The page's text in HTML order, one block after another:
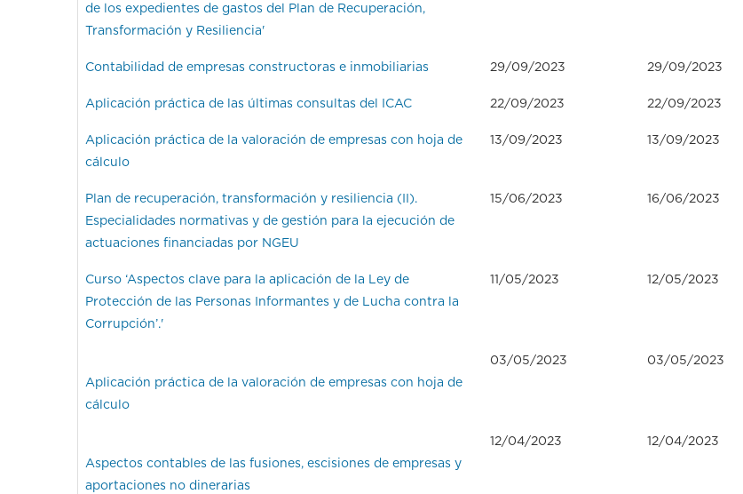
de los expedientes de gastos del Plan de Recuperación,
Transformación y Resiliencia'
Contabilidad de empresas constructoras e inmobiliarias 29/09/2023 29/09/2023
Aplicación práctica de las últimas consultas del ICAC 22/09/2023 22/09/2023
Aplicación práctica de la valoración de empresas con hoja de
cálculo
13/09/2023 13/09/2023
Plan de recuperación, transformación y resiliencia (II).
Especialidades normativas y de gestión para la ejecución de
actuaciones financiadas por NGEU
15/06/2023 16/06/2023
Curso ‘Aspectos clave para la aplicación de la Ley de
Protección de las Personas Informantes y de Lucha contra la
Corrupción’.'
11/05/2023 12/05/2023
Aplicación práctica de la valoración de empresas con hoja de
cálculo
03/05/2023 03/05/2023
Aspectos contables de las fusiones, escisiones de empresas y
aportaciones no dinerarias
12/04/2023 12/04/2023